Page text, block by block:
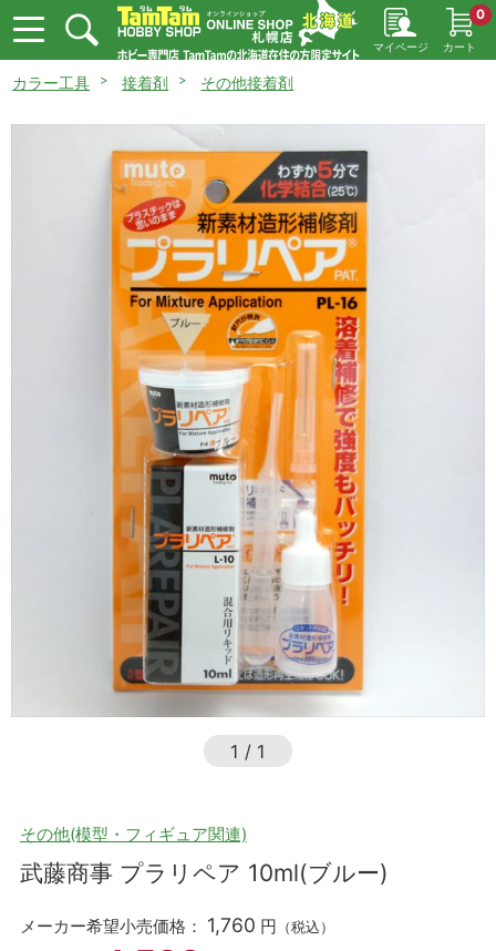
マイページ カート
0
カラー工具 接着剤 その他接着剤
1 / 1
その他(模型・フィギュア関連)
武藤商事 プラリペア 10ml(ブルー)
メーカー希望小売価格： 1,760 円 （税込）